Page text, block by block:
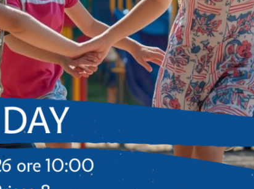
Messaggio